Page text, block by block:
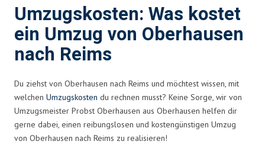
Umzugskosten: Was kostet
ein Umzug von Oberhausen
nach Reims
Du ziehst von Oberhausen nach Reims und möchtest wissen, mit
welchen Umzugskosten du rechnen musst? Keine Sorge, wir von
Umzugsmeister Probst Oberhausen aus Oberhausen helfen dir
gerne dabei, einen reibungslosen und kostengünstigen Umzug
von Oberhausen nach Reims zu realisieren!